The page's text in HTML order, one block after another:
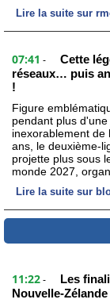
Lire la suite sur
07:41 -
Cette
réseaux… puis
!
Figure
pendant plus
inexorablement de
ans, le deuxième-
projette plus sous
monde 2027,
Lire la suite sur
11:22 -
Les
Nouvelle-